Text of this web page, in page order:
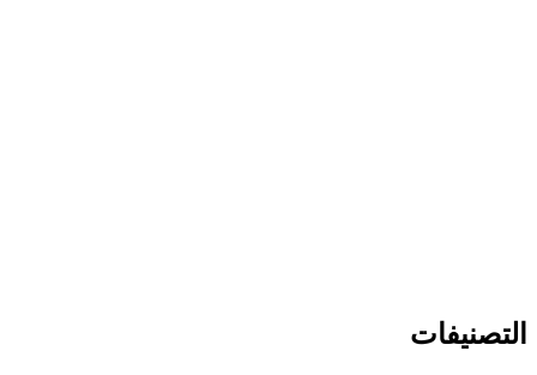
التصنيفات